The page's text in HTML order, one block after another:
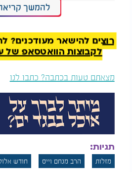
"אל תגיד בחיים שלך אין לי
בסרטון הכי מחזק שתראו
להמשך
רוצים להישאר מעודכנים?
לקבוצות הוואטסאפ של ערוץ
מצאתם טעות בכתבה? כתבו לנו
תגיות:
מזלות הרב מנחם וייס חודש